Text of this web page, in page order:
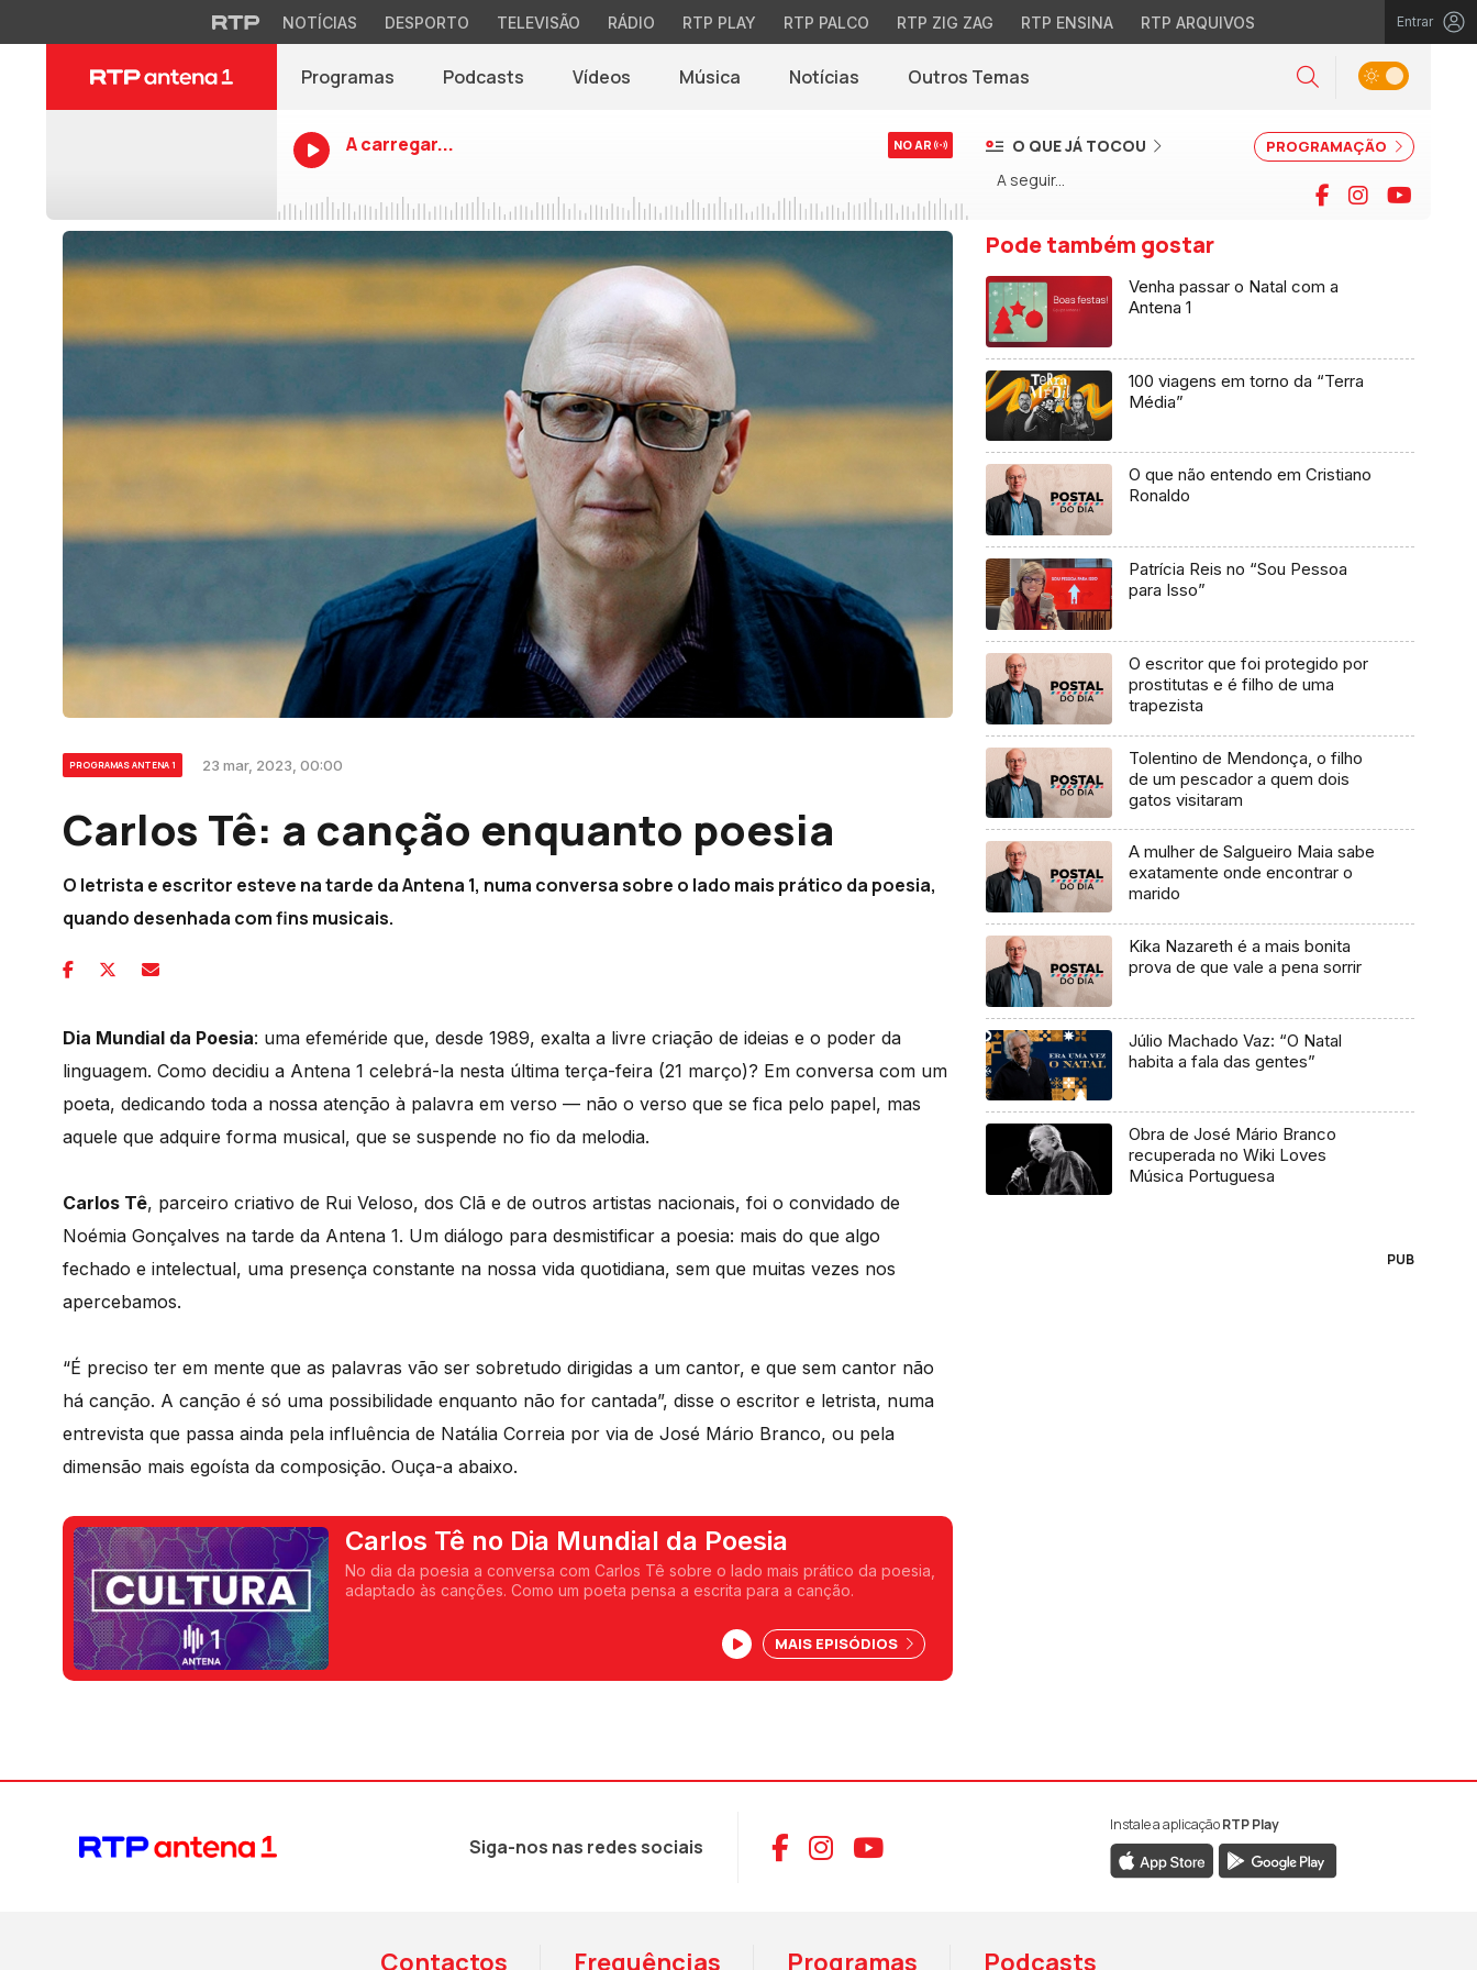
NOTÍCIAS DESPORTO TELEVISÃO RÁDIO RTP PLAY RTP PALCO RTP ZIG ZAG RTP ENSINA RTP ARQUIVOS Entrar
Programas Podcasts Vídeos Música Notícias(abre em nova janela)
Outros Temas Pesquisar
Alternar tema
A carregar... NO AR PROGRAMAÇÃO
O QUE JÁ TOCOU
A seguir...
Facebook
Instagram
PROGRAMAS ANTENA 1 23 mar, 2023, 00:00
Carlos Tê: a canção enquanto poesia
O letrista e escritor esteve na tarde da Antena 1, numa conversa sobre o lado mais prático da poesia,
quando desenhada com fins musicais.
Dia Mundial da Poesia: uma efeméride que, desde 1989, exalta a livre criação de ideias e o poder da
linguagem. Como decidiu a Antena 1 celebrá-la nesta última terça-feira (21 março)? Em conversa com um
poeta, dedicando toda a nossa atenção à palavra em verso — não o verso que se fica pelo papel, mas
aquele que adquire forma musical, que se suspende no fio da melodia.
Carlos Tê, parceiro criativo de Rui Veloso, dos Clã e de outros artistas nacionais, foi o convidado de
Noémia Gonçalves na tarde da Antena 1. Um diálogo para desmistificar a poesia: mais do que algo
fechado e intelectual, uma presença constante na nossa vida quotidiana, sem que muitas vezes nos
apercebamos.
“É preciso ter em mente que as palavras vão ser sobretudo dirigidas a um cantor, e que sem cantor não
há canção. A canção é só uma possibilidade enquanto não for cantada”, disse o escritor e letrista, numa
entrevista que passa ainda pela influência de Natália Correia por via de José Mário Branco, ou pela
dimensão mais egoísta da composição. Ouça-a abaixo.
Carlos Tê no Dia Mundial da Poesia
No dia da poesia a conversa com Carlos Tê sobre o lado mais prático da poesia,
adaptado às canções. Como um poeta pensa a escrita para a canção.
MAIS EPISÓDIOS
Pode também gostar
Venha passar o Natal com a
Antena 1
100 viagens em torno da “Terra
Média”
O que não entendo em Cristiano
Ronaldo
Patrícia Reis no “Sou Pessoa
para Isso”
O escritor que foi protegido por
prostitutas e é filho de uma
trapezista
Tolentino de Mendonça, o filho
de um pescador a quem dois
gatos visitaram
A mulher de Salgueiro Maia sabe
exatamente onde encontrar o
marido
Kika Nazareth é a mais bonita
prova de que vale a pena sorrir
Júlio Machado Vaz: “O Natal
habita a fala das gentes”
Obra de José Mário Branco
recuperada no Wiki Loves
Música Portuguesa
PUB
Siga-nos nas redes sociais Aceder ao Facebook da RTP Antena 1
Aceder ao Instagram da RTP Antena 1
Aceder ao YouTube da RTP Antena 1
Instale a aplicaçãoRTP Play
Contactos Frequências Programas Podcasts